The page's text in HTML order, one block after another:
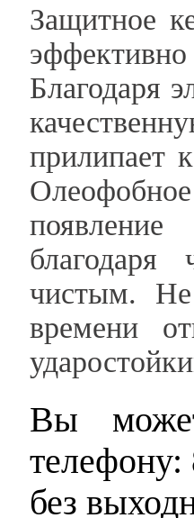
Защитное
Благодаря
прилипает
чистым. Не
времени
Вы
без